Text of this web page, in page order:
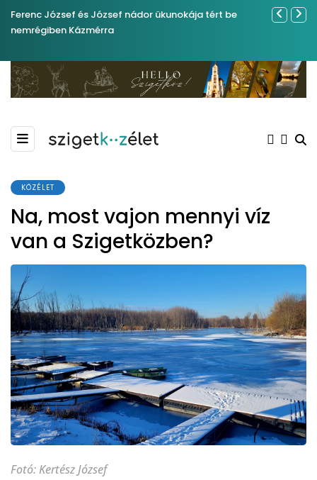
Ferenc József és József nádor ükunokája tért be
nemrégiben Kázmérra
Év
KÖZÉLET
Na, most vajon mennyi víz
van a Szigetközben?
Fotó: Kertész József